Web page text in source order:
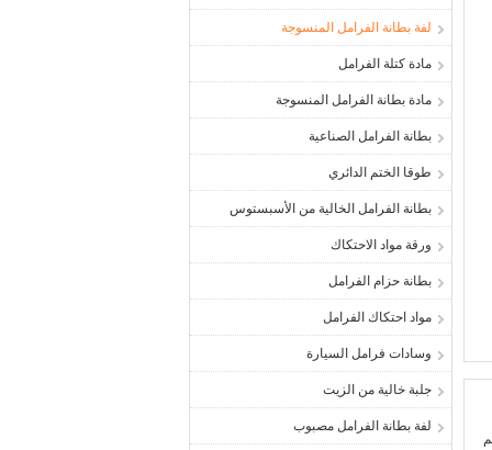
لفة بطانة الفرامل المنسوجة
مادة كتلة الفرامل
مادة بطانة الفرامل المنسوجة
بطانة الفرامل الصناعية
طوقا الختم الدائري
بطانة الفرامل الخالية من الأسبستوس
ورقة مواد الاحتكاك
بطانة حزام الفرامل
مواد احتكاك الفرامل
وسادات فرامل السيارة
جلبة خالية من الزيت
لفة بطانة الفرامل مصبوب